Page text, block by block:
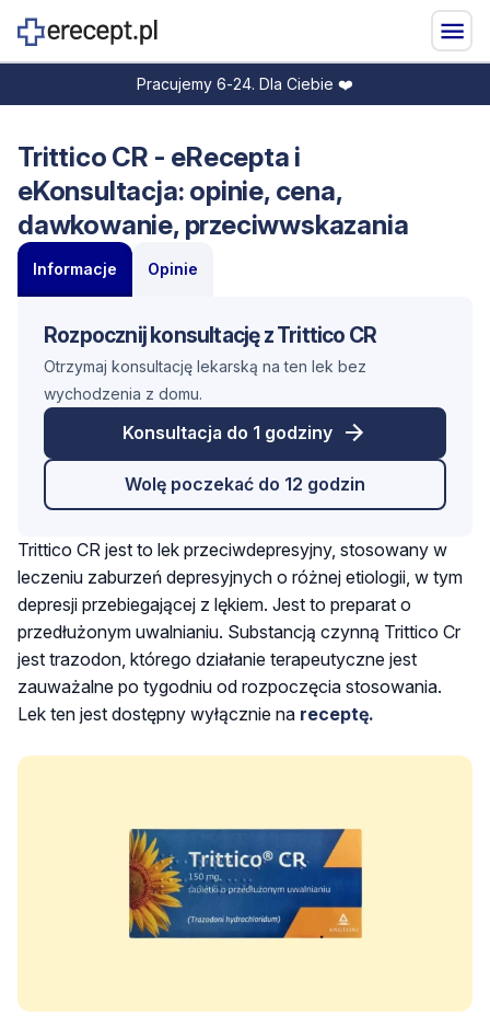
Pracujemy 6-24. Dla Ciebie ❤️
Trittico CR - eRecepta i
eKonsultacja: opinie, cena,
dawkowanie, przeciwwskazania
Informacje Opinie
Rozpocznij konsultację z Trittico CR
Otrzymaj konsultację lekarską na ten lek bez
wychodzenia z domu.
Konsultacja do 1 godziny
Wolę poczekać do 12 godzin
Trittico CR jest to lek przeciwdepresyjny, stosowany w
leczeniu zaburzeń depresyjnych o różnej etiologii, w tym
depresji przebiegającej z lękiem. Jest to preparat o
przedłużonym uwalnianiu. Substancją czynną Trittico Cr
jest trazodon , którego działanie terapeutyczne jest
zauważalne po tygodniu od rozpoczęcia stosowania.
Lek ten jest dostępny wyłącznie na receptę.